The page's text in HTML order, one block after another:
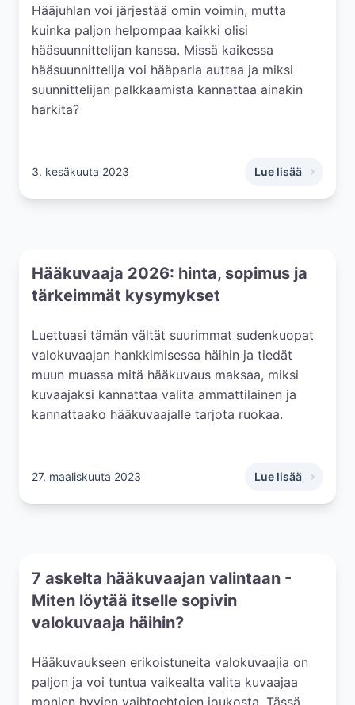
Hääjuhlan voi järjestää omin voimin, mutta
kuinka paljon helpompaa kaikki olisi
hääsuunnittelijan kanssa. Missä kaikessa
hääsuunnittelija voi hääparia auttaa ja miksi
suunnittelijan palkkaamista kannattaa ainakin
harkita?
3. kesäkuuta 2023 Lue lisää
,Miksi kannattaa
Hääkuvaaja 2026: hinta, sopimus ja
tärkeimmät kysymykset
Luettuasi tämän vältät suurimmat sudenkuopat
valokuvaajan hankkimisessa häihin ja tiedät
muun muassa mitä hääkuvaus maksaa, miksi
kuvaajaksi kannattaa valita ammattilainen ja
kannattaako hääkuvaajalle tarjota ruokaa.
27. maaliskuuta 2023 Lue lisää
,Hääkuvaaja
7 askelta hääkuvaajan valintaan -
Miten löytää itselle sopivin
valokuvaaja häihin?
Hääkuvaukseen erikoistuneita valokuvaajia on
paljon ja voi tuntua vaikealta valita kuvaajaa
monien hyvien vaihtoehtojen joukosta. Tässä